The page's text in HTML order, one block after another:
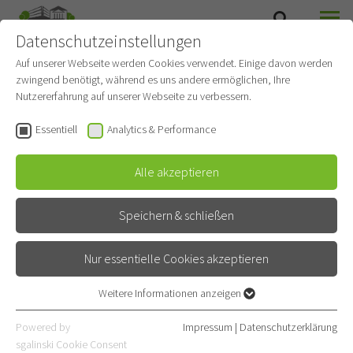
Anfahrt
Datenschutzeinstellungen
Auf unserer Webseite werden Cookies verwendet. Einige davon werden
zwingend benötigt, während es uns andere ermöglichen, Ihre
Nutzererfahrung auf unserer Webseite zu verbessern.
Essentiell Analytics & Performance
Alle akzeptieren
Speichern & schließen
Nur essentielle Cookies akzeptieren
Essentielle Cookies werden für grundlegende Funktionen der
Webseite benötigt. Dadurch ist gewährleistet, dass die Webseite
Weitere Informationen anzeigen
Powered by
sgalinski Cookie Consent
Impressum | Datenschutzerklärung